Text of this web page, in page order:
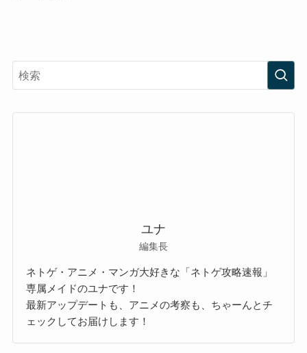
ユナ
編集長
ネトゲ・アニメ・マンガ大好きな「ネトゲ攻略速報」
専属メイドのユナです！
最新アップデートも、アニメの考察も、ちゃーんとチ
ェックしてお届けします！